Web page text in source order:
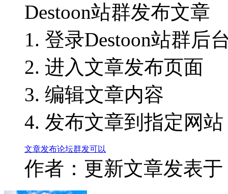
Destoon站群发布文章
1. 登录Destoon站群后
2. 进入文章发布页面
3. 编辑文章内容
4. 发布文章到指定网站
文章发布论坛群发可以
作者：更新文章发表于